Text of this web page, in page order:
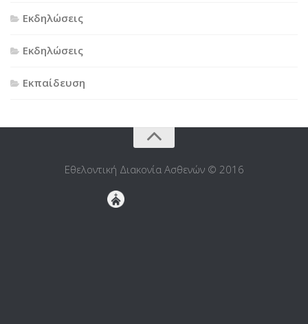
Εκδηλώσεις
Εκδηλώσεις
Εκπαίδευση
Εθελοντική Διακονία Ασθενών © 2016